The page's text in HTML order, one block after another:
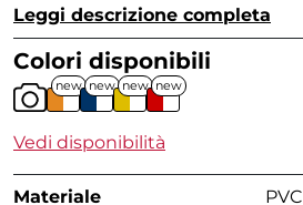
Leggi descrizione completa
Colori disponibili
new new new new
Vedi disponibilità
Materiale PVC